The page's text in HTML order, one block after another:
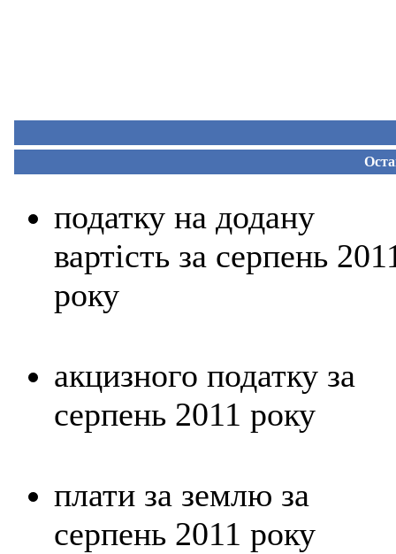
податку на додану
вартість за серпень
року
акцизного податку за
серпень 2011 року
плати за землю за
серпень 2011 року